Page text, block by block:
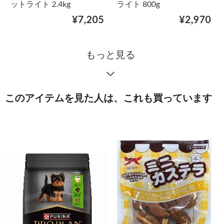
ットライト 2.4kg
¥7,205
ライト 800g
¥2,970
もっと見る
このアイテムを見た人は、これも買っています